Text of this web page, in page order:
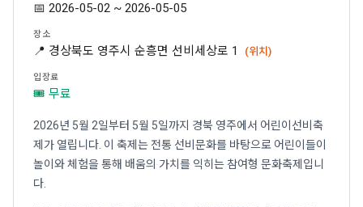
📅 2026-05-02 ~ 2026-05-05
장소
📍 경상북도 영주시 순흥면 선비세상로 1 (위치)
입장료
🎟 무료
2026년 5월 2일부터 5월 5일까지 경북 영주에서 어린이선비축
제가 열립니다. 이 축제는 전통 선비문화를 바탕으로 어린이들이
놀이와 체험을 통해 배움의 가치를 익히는 참여형 문화축제입니
다.